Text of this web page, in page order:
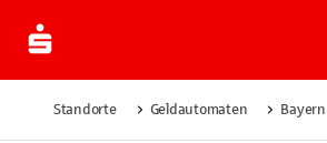
Standorte Geldautomaten Bayern